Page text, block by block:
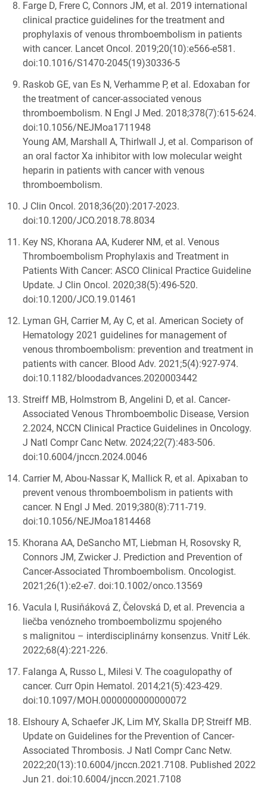
Farge D, Frere C, Connors JM, et al. 2019 international
clinical practice guidelines for the treatment and
prophylaxis of venous thromboembolism in patients
with cancer. Lancet Oncol. 2019;20(10):e566-e581.
doi:10.1016/S1470-2045(19)30336-5
Raskob GE, van Es N, Verhamme P, et al. Edoxaban for
the treatment of cancer-associated venous
thromboembolism. N Engl J Med. 2018;378(7):615-624.
doi:10.1056/NEJMoa1711948
Young AM, Marshall A, Thirlwall J, et al. Comparison of
an oral factor Xa inhibitor with low molecular weight
heparin in patients with cancer with venous
thromboembolism.
J Clin Oncol. 2018;36(20):2017-2023.
doi:10.1200/JCO.2018.78.8034
Key NS, Khorana AA, Kuderer NM, et al. Venous
Thromboembolism Prophylaxis and Treatment in
Patients With Cancer: ASCO Clinical Practice Guideline
Update. J Clin Oncol. 2020;38(5):496-520.
doi:10.1200/JCO.19.01461
Lyman GH, Carrier M, Ay C, et al. American Society of
Hematology 2021 guidelines for management of
venous thromboembolism: prevention and treatment in
patients with cancer. Blood Adv. 2021;5(4):927-974.
doi:10.1182/bloodadvances.2020003442
Streiff MB, Holmstrom B, Angelini D, et al. Cancer-
Associated Venous Thromboembolic Disease, Version
2.2024, NCCN Clinical Practice Guidelines in Oncology.
J Natl Compr Canc Netw. 2024;22(7):483-506.
doi:10.6004/jnccn.2024.0046
Carrier M, Abou-Nassar K, Mallick R, et al. Apixaban to
prevent venous thromboembolism in patients with
cancer. N Engl J Med. 2019;380(8):711-719.
doi:10.1056/NEJMoa1814468
Khorana AA, DeSancho MT, Liebman H, Rosovsky R,
Connors JM, Zwicker J. Prediction and Prevention of
Cancer-Associated Thromboembolism. Oncologist.
2021;26(1):e2-e7. doi:10.1002/onco.13569
Vacula I, Rusiňáková Z, Čelovská D, et al. Prevencia a
liečba venózneho tromboembolizmu spojeného
s malignitou – interdisciplinárny konsenzus. Vnitř Lék.
2022;68(4):221-226.
Falanga A, Russo L, Milesi V. The coagulopathy of
cancer. Curr Opin Hematol. 2014;21(5):423-429.
doi:10.1097/MOH.0000000000000072
Elshoury A, Schaefer JK, Lim MY, Skalla DP, Streiff MB.
Update on Guidelines for the Prevention of Cancer-
Associated Thrombosis. J Natl Compr Canc Netw.
2022;20(13):10.6004/jnccn.2021.7108. Published 2022
Jun 21. doi:10.6004/jnccn.2021.7108